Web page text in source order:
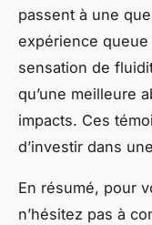
passent à une
expérience
sensation de
qu’une meilleure
impacts. Ces
d’investir dans
En résumé, pour
n’hésitez pas à